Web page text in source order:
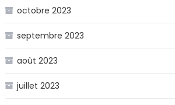
octobre 2023
septembre 2023
août 2023
juillet 2023